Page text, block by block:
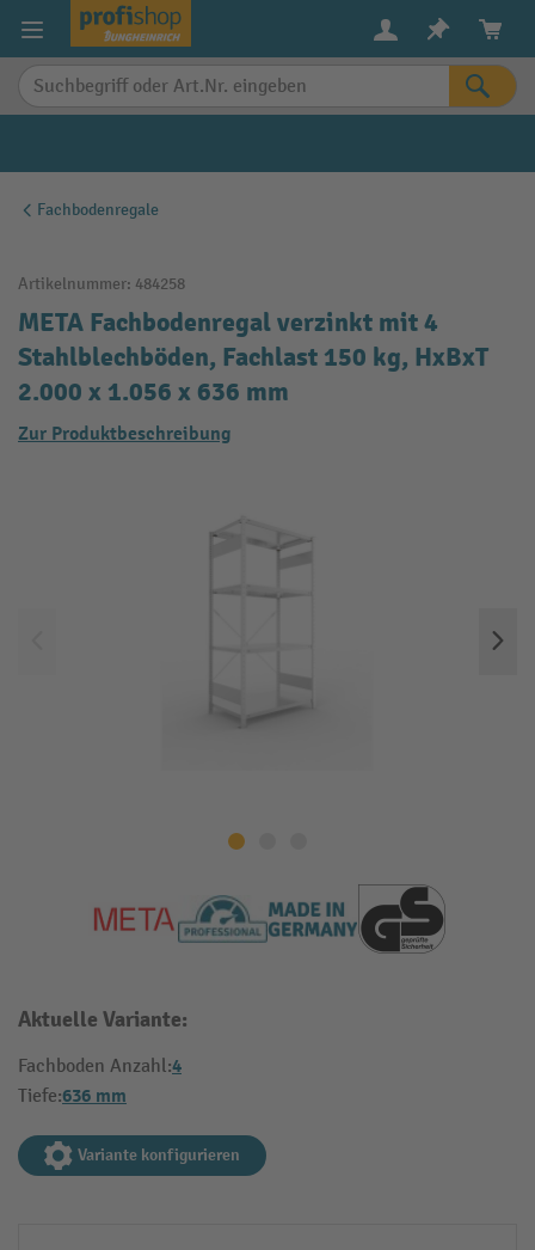
springen
Fachbodenregale
Artikelnummer: 484258
META Fachbodenregal verzinkt mit 4
Stahlblechböden, Fachlast 150 kg, HxBxT
2.000 x 1.056 x 636 mm
Zur Produktbeschreibung
Aktuelle Variante:
Fachboden Anzahl:4
Tiefe:636 mm
Variante konfigurieren